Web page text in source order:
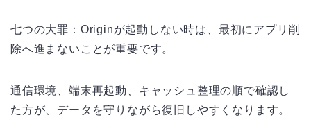
七つの大罪：Originが起動しない時は、最初にアプリ削
除へ進まないことが重要です。
通信環境、端末再起動、キャッシュ整理の順で確認し
た方が、データを守りながら復旧しやすくなります。